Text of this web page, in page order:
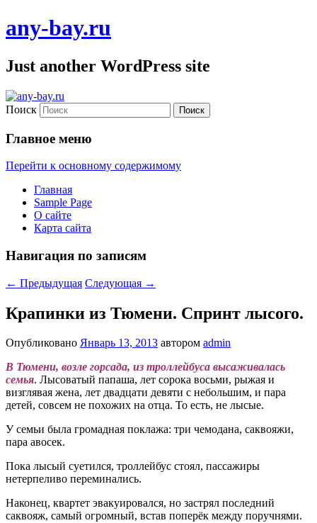
any-bay.ru
Just another WordPress site
Поиск
Главное меню
Перейти к основному содержимому
Главная
Sample Page
О сайте
Карта сайта
Навигация по записям
← Предыдущая Следующая →
Крапинки из Тюмени. Спринт лысого.
Опубликовано Январь 13, 2013 автором admin
В Тюмени, возле горсада, из троллейбуса высаживалась
семья. Лысоватый папаша, лет сорока восьми, рыжая и
визглявая жена, лет двадцати девяти с небольшим, и пара
детей, совсем не похожих на отца. То есть, не лысые.
У семьи была громадная поклажа: три чемодана, саквояжи,
пара авосек.
Пока лысый суетился, троллейбус стоял, пассажиры
нетерпеливо переминались.
Наконец, квартет эвакуировался, но застрял последний
саквояж, самый огромный, встав поперёк между поручнями.